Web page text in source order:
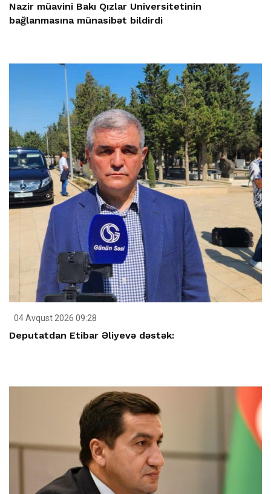
Nazir müavini Bakı Qızlar Universitetinin
bağlanmasına münasibət bildirdi
04 Avqust 2026 09:28
Deputatdan Etibar Əliyevə dəstək: